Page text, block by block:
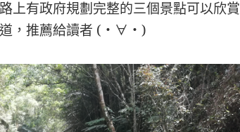
上有政府規劃完整的三個景點可以欣賞
，推薦給讀者 (・∀・)